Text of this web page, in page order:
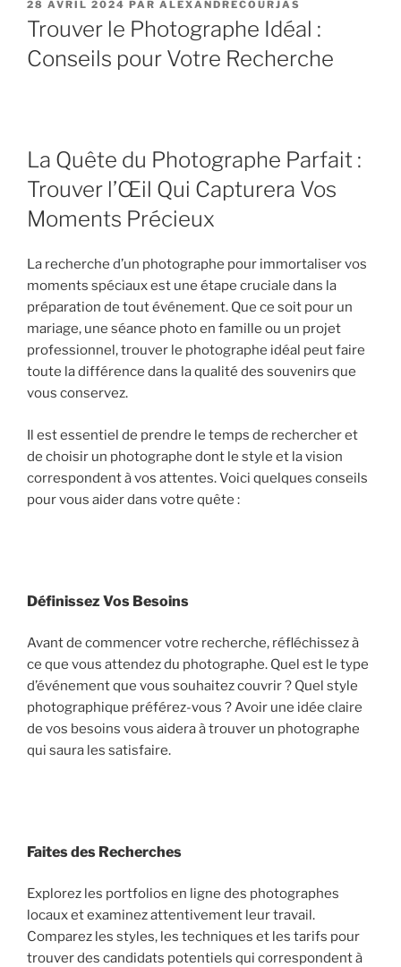
PUBLIÉ
LE
28 AVRIL 2024 PAR ALEXANDRECOURJAS
Trouver le Photographe Idéal :
Conseils pour Votre Recherche
La Quête du Photographe Parfait :
Trouver l’Œil Qui Capturera Vos
Moments Précieux
La recherche d’un photographe pour immortaliser vos
moments spéciaux est une étape cruciale dans la
préparation de tout événement. Que ce soit pour un
mariage, une séance photo en famille ou un projet
professionnel, trouver le photographe idéal peut faire
toute la différence dans la qualité des souvenirs que
vous conservez.
Il est essentiel de prendre le temps de rechercher et
de choisir un photographe dont le style et la vision
correspondent à vos attentes. Voici quelques conseils
pour vous aider dans votre quête :
Définissez Vos Besoins
Avant de commencer votre recherche, réfléchissez à
ce que vous attendez du photographe. Quel est le type
d’événement que vous souhaitez couvrir ? Quel style
photographique préférez-vous ? Avoir une idée claire
de vos besoins vous aidera à trouver un photographe
qui saura les satisfaire.
Faites des Recherches
Explorez les portfolios en ligne des photographes
locaux et examinez attentivement leur travail.
Comparez les styles, les techniques et les tarifs pour
trouver des candidats potentiels qui correspondent à